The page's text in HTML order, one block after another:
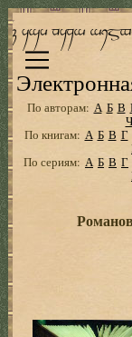
По авторам: А Б В
Ч
По книгам: А Б В Г
По сериям: А Б В Г